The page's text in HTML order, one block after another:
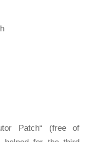
Patch“ (free of